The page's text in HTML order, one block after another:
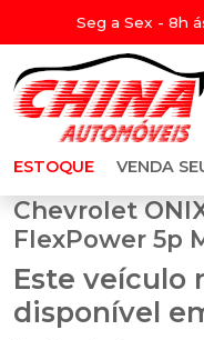
Seg a Sex - 8h
ESTOQUE VENDA
Chevrolet
FlexPower 5p
Este veículo
disponível